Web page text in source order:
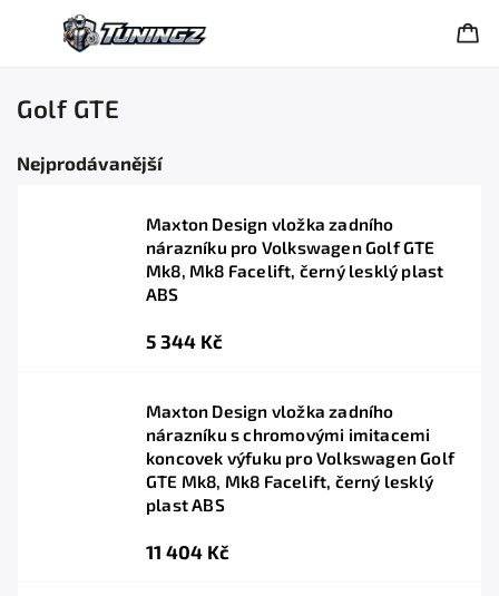
Golf GTE
Nejprodávanější
Maxton Design vložka zadního
nárazníku pro Volkswagen Golf GTE
Mk8, Mk8 Facelift, černý lesklý plast
ABS
5 344 Kč
Maxton Design vložka zadního
nárazníku s chromovými imitacemi
koncovek výfuku pro Volkswagen Golf
GTE Mk8, Mk8 Facelift, černý lesklý
plast ABS
11 404 Kč